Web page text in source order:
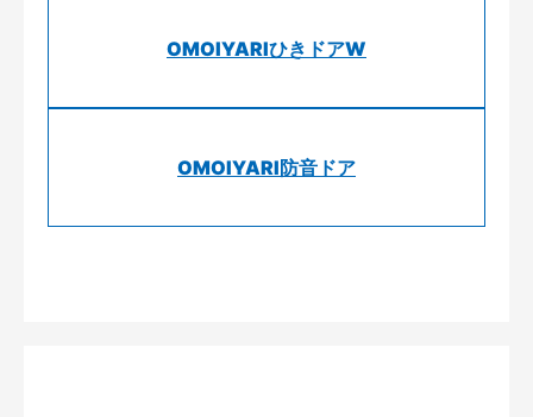
OMOIYARIひきドアW
OMOIYARI防音ドア